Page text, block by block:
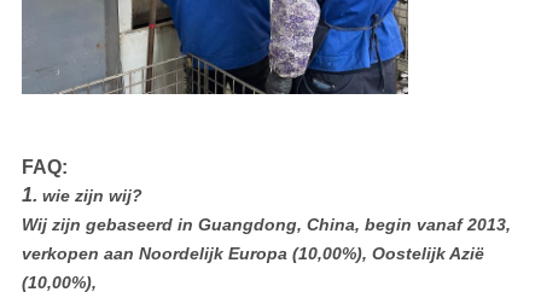
FAQ:
1. wie zijn wij?
Wij zijn gebaseerd in Guangdong, China, begin vanaf 2013,
verkopen aan Noordelijk Europa (10,00%), Oostelijk Azië
(10,00%),